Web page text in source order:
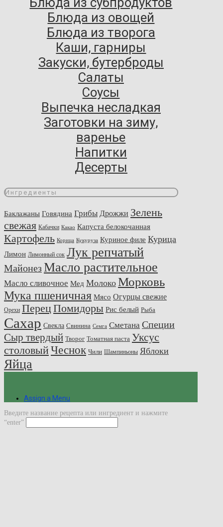
Блюда из овощей
Блюда из творога
Каши, гарниры
Закуски, бутерброды
Салаты
Соусы
Выпечка несладкая
Заготовки на зиму,
варенье
Напитки
Десерты
Ингредиенты
Баклажаны Говядина Грибы Дрожжи Зелень
свежая Кабачки Какао Капуста белокочанная
Картофель Корица Кукуруза Куриное филе Курица
Лимон Лимонный сок Лук репчатый
МайонезМасло растительное
Масло сливочное Мед Молоко Морковь
Мука пшеничная Мясо Огурцы свежие
Орехи ПерецПомидоры Рис белый Рыба
Сахар Свекла Свинина Семга Сметана Специи
Сыр твердый Творог Томатная паста Уксус
столовыйЧеснок Чили Шампиньоны Яблоки
Яйца
Assign a Menu
Введите название рецепта или ингредиент и нажмите
“enter”